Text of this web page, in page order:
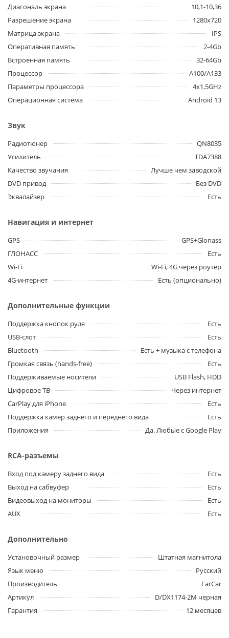
Диагональ экрана
10,1-10,36
Разрешение экрана
1280x720
Матрица экрана
IPS
Оперативная память
2-4Gb
Встроенная память
32-64Gb
Процессор
A100/A133
Параметры процессора
4x1,5GHz
Операционная система
Android 13
Звук
Радиотюнер
QN8035
Усилитель
TDA7388
Качество звучания
Лучше чем заводской
DVD привод
Без DVD
Эквалайзер
Есть
Навигация и интернет
GPS
GPS+Glonass
ГЛОНАСС
Есть
Wi-Fi
Wi-Fi, 4G через роутер
4G-интернет
Есть (опционально)
Дополнительные функции
Поддержка кнопок руля
Есть
USB-слот
Есть
Bluetooth
Есть + музыка с телефона
Громкая связь (hands-free)
Есть
Поддерживаемые носители
USB Flash, HDD
Цифровое ТВ
Через интернет
CarPlay для iPhone
Есть
Поддержка камер заднего и переднего вида
Есть
Приложения
Да. Любые с Google Play
RCA-разъемы
Вход под камеру заднего вида
Есть
Выход на сабвуфер
Есть
Видеовыход на мониторы
Есть
AUX
Есть
Дополнительно
Установочный размер
Штатная магнитола
Язык меню
Русский
Производитель
FarCar
Артикул
D/DX1174-2M черная
Гарантия
12 месяцев